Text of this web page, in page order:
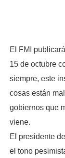
El FMI
15 de octubre
siempre, este
cosas están
gobiernos que
viene.
El presidente
el tono